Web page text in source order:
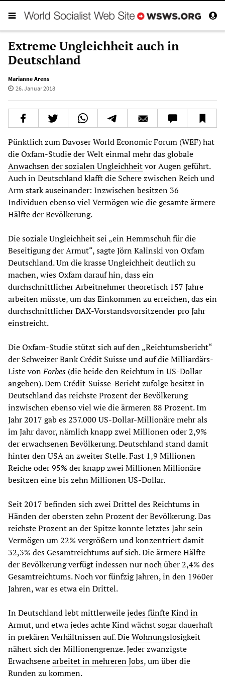
Extreme Ungleichheit auch in
Deutschland
Marianne Arens
26. Januar 2018
Pünktlich zum Davoser World Economic Forum (WEF) hat
die Oxfam-Studie der Welt einmal mehr das globale
Anwachsen der sozialen Ungleichheitvor Augen geführt.
Auch in Deutschland klafft die Schere zwischen Reich und
Arm stark auseinander: Inzwischen besitzen 36
Individuen ebenso viel Vermögen wie die gesamte ärmere
Hälfte der Bevölkerung.
Die soziale Ungleichheit sei „ein Hemmschuh für die
Beseitigung der Armut“, sagte Jörn Kalinski von Oxfam
Deutschland. Um die krasse Ungleichheit deutlich zu
machen, wies Oxfam darauf hin, dass ein
durchschnittlicher Arbeitnehmer theoretisch 157 Jahre
arbeiten müsste, um das Einkommen zu erreichen, das ein
durchschnittlicher DAX-Vorstandsvorsitzender pro Jahr
einstreicht.
Die Oxfam-Studie stützt sich auf den „Reichtumsbericht“
der Schweizer Bank Crédit Suisse und auf die Milliardärs-
Liste vonForbes (die beide den Reichtum in US-Dollar
angeben). Dem Crédit-Suisse-Bericht zufolge besitzt in
Deutschland das reichste Prozent der Bevölkerung
inzwischen ebenso viel wie die ärmeren 88 Prozent. Im
Jahr 2017 gab es 237.000 US-Dollar-Millionäre mehr als
im Jahr davor, nämlich knapp zwei Millionen oder 2,9%
der erwachsenen Bevölkerung. Deutschland stand damit
hinter den USA an zweiter Stelle. Fast 1,9 Millionen
Reiche oder 95% der knapp zwei Millionen Millionäre
besitzen eine bis zehn Millionen US-Dollar.
Seit 2017 befinden sich zwei Drittel des Reichtums in
Händen der obersten zehn Prozent der Bevölkerung. Das
reichste Prozent an der Spitze konnte letztes Jahr sein
Vermögen um 22% vergrößern und konzentriert damit
32,3% des Gesamtreichtums auf sich. Die ärmere Hälfte
der Bevölkerung verfügt indessen nur noch über 2,4% des
Gesamtreichtums. Noch vor fünfzig Jahren, in den 1960er
Jahren, war es etwa ein Drittel.
In Deutschland lebt mittlerweilejedes fünfte Kind in
Armut, und etwa jedes achte Kind wächst sogar dauerhaft
in prekären Verhältnissen auf. DieWohnungslosigkeit
nähert sich der Millionengrenze. Jeder zwanzigste
Erwachsenearbeitet in mehreren Jobs, um über die
Runden zu kommen.